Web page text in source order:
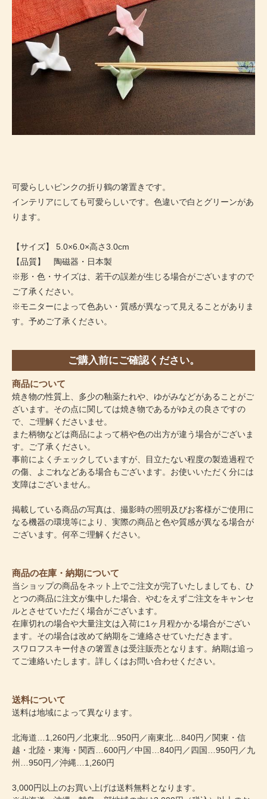
可愛らしいピンクの折り鶴の箸置きです。
インテリアにしても可愛らしいです。色違いで白とグリーンがあ
ります。
【サイズ】 5.0×6.0×高さ3.0cm
【品質】 陶磁器・日本製
※形・色・サイズは、若干の誤差が生じる場合がございますので
ご了承ください。
※モニターによって色あい・質感が異なって見えることがありま
す。予めご了承ください。
ご購入前にご確認ください。
商品について
焼き物の性質上、多少の釉薬たれや、ゆがみなどがあることがご
ざいます。その点に関しては焼き物であるがゆえの良さですの
で、ご理解くださいませ。
また柄物などは商品によって柄や色の出方が違う場合がございま
す。ご了承ください。
事前によくチェックしていますが、目立たない程度の製造過程で
の傷、よごれなどある場合もございます。お使いいただく分には
支障はございません。
掲載している商品の写真は、撮影時の照明及びお客様がご使用に
なる機器の環境等により、実際の商品と色や質感が異なる場合が
ございます。何卒ご理解ください。
商品の在庫・納期について
当ショップの商品をネット上でご注文が完了いたしましても、ひ
とつの商品に注文が集中した場合、やむをえずご注文をキャンセ
ルとさせていただく場合がございます。
在庫切れの場合や大量注文は入荷に1ヶ月程かかる場合がござい
ます。その場合は改めて納期をご連絡させていただきます。
スワロフスキー付きの箸置きは受注販売となります。納期は追っ
てご連絡いたします。詳しくはお問い合わせください。
送料について
送料は地域によって異なります。
北海道…1,260円／北東北…950円／南東北…840円／関東・信
越・北陸・東海・関西…600円／中国…840円／四国…950円／九
州…950円／沖縄…1,260円
3,000円以上のお買い上げは送料無料となります。